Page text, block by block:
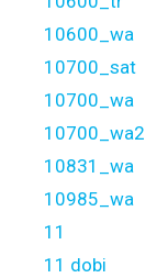
10600_wa
10700_sat
10700_wa
10700_wa2
10831_wa
10985_wa
11
11 dobi